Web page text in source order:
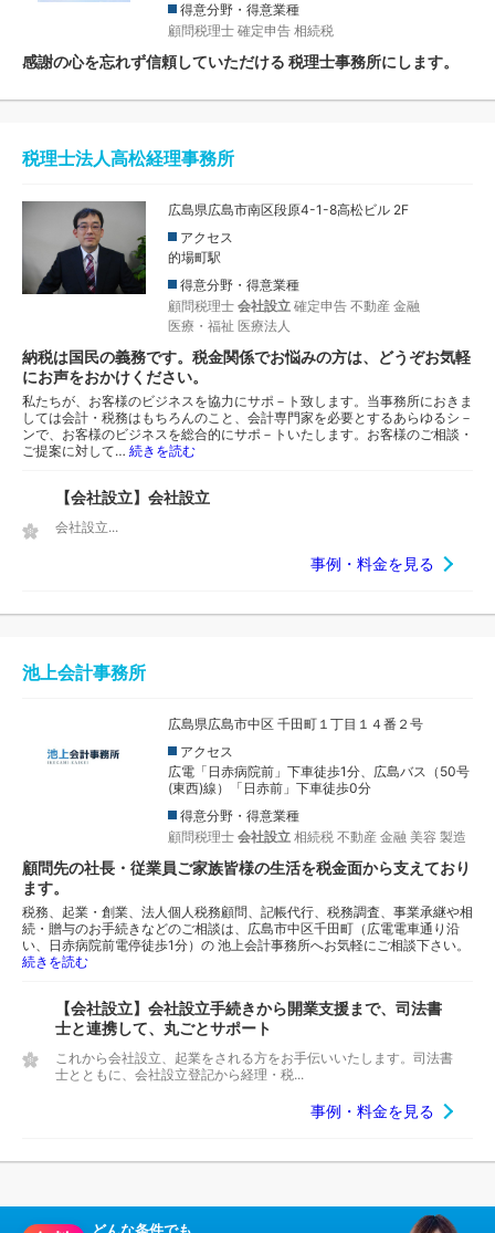
得意分野・得意業種
顧問税理士 確定申告 相続税
感謝の心を忘れず信頼していただける 税理士事務所にします。
税理士法人高松経理事務所
広島県広島市南区段原4-1-8高松ビル 2F
アクセス
的場町駅
得意分野・得意業種
顧問税理士 会社設立 確定申告 不動産 金融
医療・福祉 医療法人
納税は国民の義務です。税金関係でお悩みの方は、どうぞお気軽
にお声をおかけください。
私たちが、お客様のビジネスを協力にサポ－ト致します。当事務所におきま
しては会計・税務はもちろんのこと、会計専門家を必要とするあらゆるシ－
ンで、お客様のビジネスを総合的にサポ－トいたします。お客様のご相談・
ご提案に対して… 続きを読む
【会社設立】会社設立
会社設立...
事例・料金を見る
池上会計事務所
広島県広島市中区 千田町１丁目１４番２号
アクセス
広電「日赤病院前」下車徒歩1分、広島バス（50号
(東西)線）「日赤前」下車徒歩0分
得意分野・得意業種
顧問税理士 会社設立 相続税 不動産 金融 美容 製造
顧問先の社長・従業員ご家族皆様の生活を税金面から支えており
ます。
税務、起業・創業、法人個人税務顧問、記帳代行、税務調査、事業承継や相
続・贈与のお手続きなどのご相談は、広島市中区千田町（広電電車通り沿
い、日赤病院前電停徒歩1分）の 池上会計事務所へお気軽にご相談下さい。
続きを読む
【会社設立】会社設立手続きから開業支援まで、司法書
士と連携して、丸ごとサポート
これから会社設立、起業をされる方をお手伝いいたします。司法書
士とともに、会社設立登記から経理・税...
事例・料金を見る